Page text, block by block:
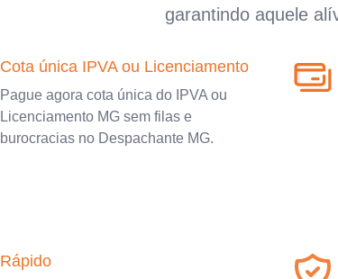
garantindo aquele
Cota única IPVA ou Licenciamento
Pague agora cota única do IPVA ou
Licenciamento MG sem filas e
burocracias no Despachante MG.
Rápido